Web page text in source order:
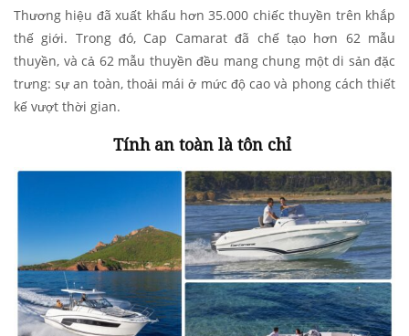
Thương hiệu đã xuất khẩu hơn 35.000 chiếc thuyền trên khắp
thế giới. Trong đó, Cap Camarat đã chế tạo hơn 62 mẫu
thuyền, và cả 62 mẫu thuyền đều mang chung một di sản đặc
trưng: sự an toàn, thoải mái ở mức độ cao và phong cách thiết
kế vượt thời gian.
Tính an toàn là tôn chỉ